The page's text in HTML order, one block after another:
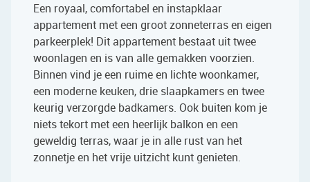
Een royaal, comfortabel en instapklaar
appartement met een groot zonneterras en eigen
parkeerplek! Dit appartement bestaat uit twee
woonlagen en is van alle gemakken voorzien.
Binnen vind je een ruime en lichte woonkamer,
een moderne keuken, drie slaapkamers en twee
keurig verzorgde badkamers. Ook buiten kom je
niets tekort met een heerlijk balkon en een
geweldig terras, waar je in alle rust van het
zonnetje en het vrije uitzicht kunt genieten.